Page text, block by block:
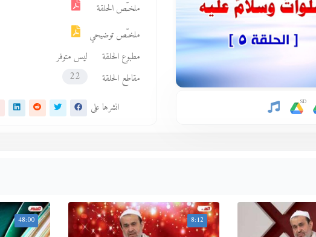
SD
ملخـّص الحلقة
ملخـّص توضيحي
مطبوع الحلقة
ليس متوفر
مقاطع الحلقة
22
انشرها على
8:12
48:00